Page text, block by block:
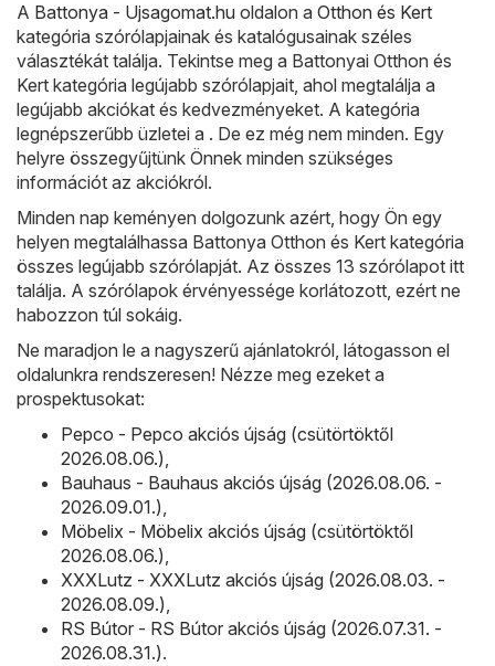
A Battonya - Ujsagomat.hu oldalon a Otthon és Kert
kategória szórólapjainak és katalógusainak széles
választékát találja. Tekintse meg a Battonyai Otthon és
Kert kategória legújabb szórólapjait, ahol megtalálja a
legújabb akciókat és kedvezményeket. A kategória
legnépszerűbb üzletei a . De ez még nem minden. Egy
helyre összegyűjtünk Önnek minden szükséges
információt az akciókról.
Minden nap keményen dolgozunk azért, hogy Ön egy
helyen megtalálhassa Battonya Otthon és Kert kategória
összes legújabb szórólapját. Az összes 13 szórólapot itt
találja. A szórólapok érvényessége korlátozott, ezért ne
habozzon túl sokáig.
Ne maradjon le a nagyszerű ajánlatokról, látogasson el
oldalunkra rendszeresen! Nézze meg ezeket a
prospektusokat:
Pepco - Pepco akciós újság (csütörtöktől
2026.08.06.),
Bauhaus - Bauhaus akciós újság (2026.08.06. -
2026.09.01.),
Möbelix - Möbelix akciós újság (csütörtöktől
2026.08.06.),
XXXLutz - XXXLutz akciós újság (2026.08.03. -
2026.08.09.),
RS Bútor - RS Bútor akciós újság (2026.07.31. -
2026.08.31.).